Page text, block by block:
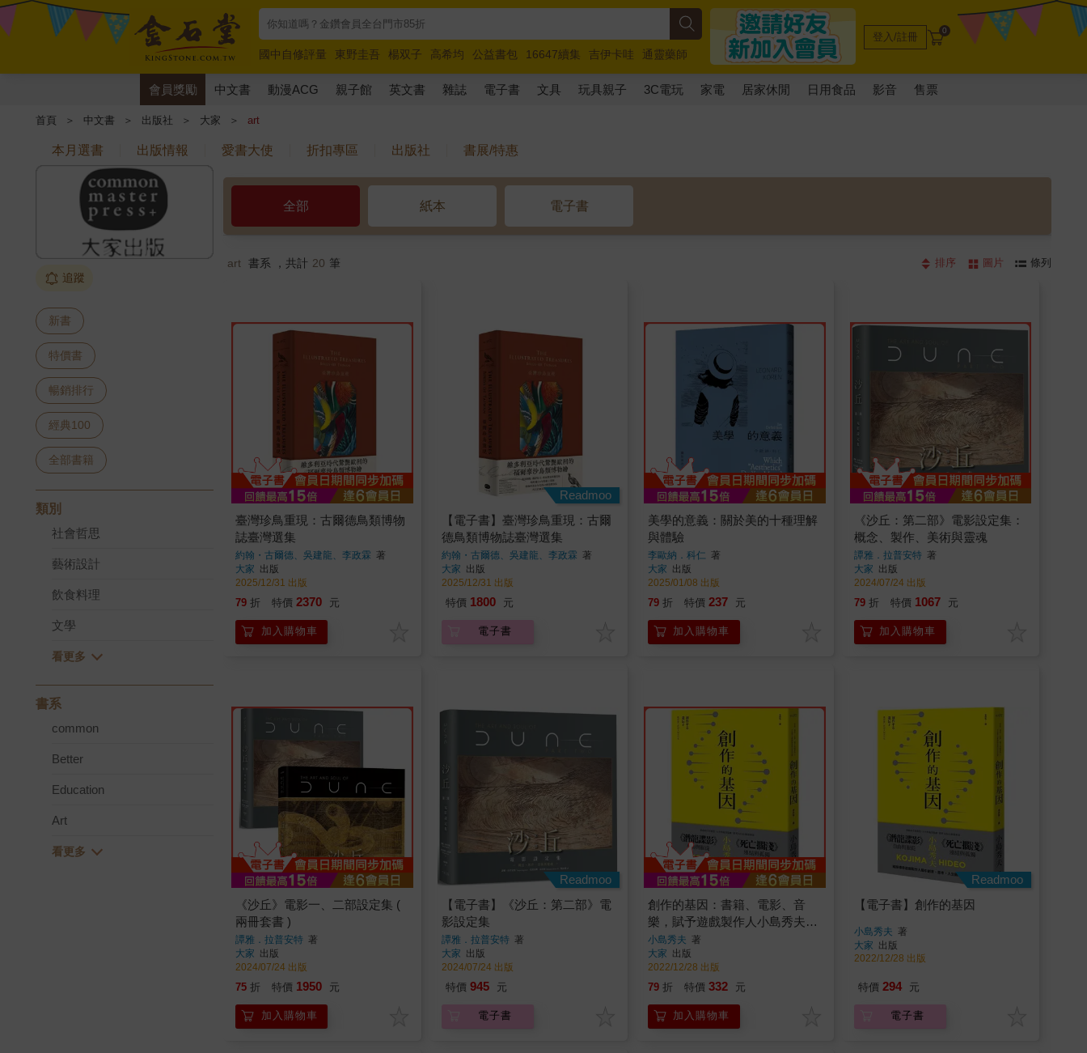
國中自修評量 東野圭吾 楊双子 高希均 公益書包 16647續集 吉伊卡哇
通靈藥師
唯紅花綻放
奧德賽 路邊攤新作 馬斯克 玩具總動員5 超慢跑
登入/註冊 0
會員獎勵 中文書 動漫ACG 親子館 英文書 雜誌 電子書 文具 玩具親子 3C電玩 家電 居家休閒 日用食品 影音 售票
首頁 ＞ 中文書 ＞ 出版社 ＞ 大家 ＞ art
本月選書 出版情報 愛書大使 折扣專區 出版社 書展/特惠
追蹤
新書
特價書
暢銷排行
經典100
全部書籍
類別
社會哲思
藝術設計
飲食料理
文學
書系
common
Better
Education
Art
全部 紙本 電子書
art 書系 ，共計 20 筆 排序 圖片 條列
臺灣珍鳥重現：古爾德鳥類博物
誌臺灣選集
約翰・古爾德、吳建龍、李政霖 著
大家 出版
2025/12/31 出版
79 折 特價 2370 元
加入購物車
Readmoo
【電子書】臺灣珍鳥重現：古爾
德鳥類博物誌臺灣選集
約翰・古爾德、吳建龍、李政霖 著
大家 出版
2025/12/31 出版
特價 1800 元
電子書
美學的意義：關於美的十種理解
與體驗
李歐納．科仁 著
大家 出版
2025/01/08 出版
79 折 特價 237 元
加入購物車
《沙丘：第二部》電影設定集：
概念、製作、美術與靈魂
譚雅．拉普安特著
大家 出版
2024/07/24 出版
79 折 特價 1067 元
加入購物車
《沙丘》電影一、二部設定集 (
兩冊套書 )
譚雅．拉普安特 著
大家 出版
2024/07/24 出版
75 折 特價 1950 元
加入購物車
Readmoo
【電子書】《沙丘：第二部》電
影設定集
譚雅．拉普安特著
大家 出版
2024/07/24 出版
特價 945 元
電子書
創作的基因：書籍、電影、音
樂，賦予遊戲製作人小島秀夫無
限創意的文化記憶
小島秀夫 著
大家 出版
2022/12/28 出版
79 折 特價 332 元
加入購物車
Readmoo
【電子書】創作的基因
小島秀夫 著
大家 出版
2022/12/28 出版
特價 294 元
電子書